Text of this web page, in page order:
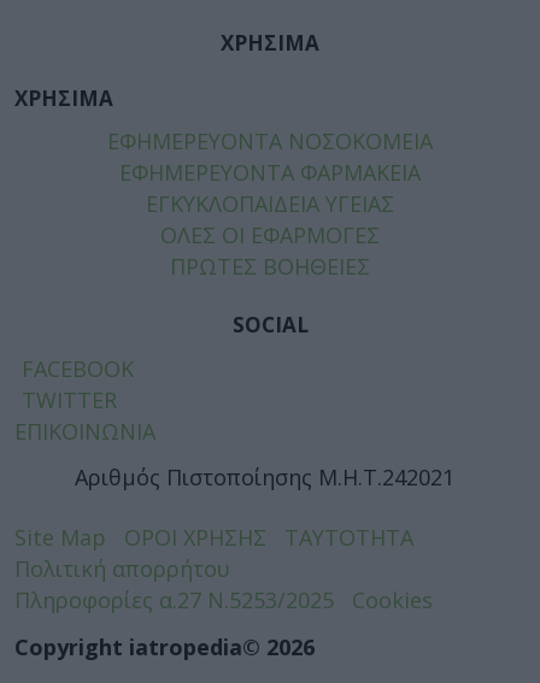
ΧΡΗΣΙΜΑ
ΧΡΗΣΙΜΑ
ΕΦΗΜΕΡΕΥΟΝΤΑ ΝΟΣΟΚΟΜΕΙΑ
ΕΦΗΜΕΡΕΥΟΝΤΑ ΦΑΡΜΑΚΕΙΑ
ΕΓΚΥΚΛΟΠΑΙΔΕΙΑ ΥΓΕΙΑΣ
ΟΛΕΣ ΟΙ ΕΦΑΡΜΟΓΕΣ
ΠΡΩΤΕΣ ΒΟΗΘΕΙΕΣ
SOCIAL
FACEBOOK
TWITTER
ΕΠΙΚΟΙΝΩΝΙΑ
Αριθμός Πιστοποίησης Μ.Η.Τ.242021
Site Map ΟΡΟΙ ΧΡΗΣΗΣ
ΤΑΥΤΟΤΗΤΑ
Πολιτική απορρήτου
Πληροφορίες α.27 Ν.5253/2025
Cookies
Copyright iatropedia© 2026